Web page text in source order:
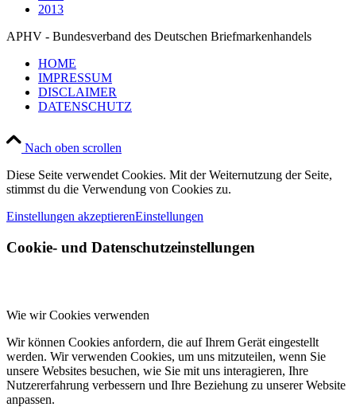
2013
APHV - Bundesverband des Deutschen Briefmarkenhandels
HOME
IMPRESSUM
DISCLAIMER
DATENSCHUTZ
Nach oben scrollen
Diese Seite verwendet Cookies. Mit der Weiternutzung der Seite,
stimmst du die Verwendung von Cookies zu.
Einstellungen akzeptierenEinstellungen
Cookie- und Datenschutzeinstellungen
Wie wir Cookies verwenden
Wir können Cookies anfordern, die auf Ihrem Gerät eingestellt
werden. Wir verwenden Cookies, um uns mitzuteilen, wenn Sie
unsere Websites besuchen, wie Sie mit uns interagieren, Ihre
Nutzererfahrung verbessern und Ihre Beziehung zu unserer Website
anpassen.